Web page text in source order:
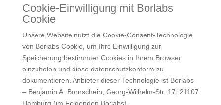
Cookie-Einwilligung mit Borlabs
Cookie
Unsere Website nutzt die Cookie-Consent-Technologie
von Borlabs Cookie, um Ihre Einwilligung zur
Speicherung bestimmter Cookies in Ihrem Browser
einzuholen und diese datenschutzkonform zu
dokumentieren. Anbieter dieser Technologie ist Borlabs
– Benjamin A. Bornschein, Georg-Wilhelm-Str. 17, 21107
Hamburg (im Folgenden Borlabs).